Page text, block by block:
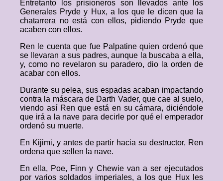
Entretanto los prisioneros son llevados ante los
Generales Pryde y Hux, a los que le dicen que la
chatarrera no está con ellos, pidiendo Pryde que
acaben con ellos.
Ren le cuenta que fue Palpatine quien ordenó que
se llevaran a sus padres, aunque la buscaba a ella,
y, como no revelaron su paradero, dio la orden de
acabar con ellos.
Durante su pelea, sus espadas acaban impactando
contra la máscara de Darth Vader, que cae al suelo,
viendo así Ren que está en su cámara, diciéndole
que irá a la nave para decirle por qué el emperador
ordenó su muerte.
En Kijimi, y antes de partir hacia su destructor, Ren
ordena que sellen la nave.
En ella, Poe, Finn y Chewie van a ser ejecutados
por varios soldados imperiales, a los que Hux les